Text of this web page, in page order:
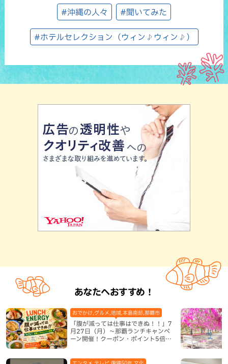
#沖縄の人々 #聞いてみた
#ホテルセレクション（ウィン♪ウィン♪）
あなたへおすすめ！
「腹が減っては仕事はできぬ！！」7
月27日（月）〜那覇ランチキャンペ
ーン開催！クーポン・ポイント5倍・
おでかけ,グルメ,地域,本島南部,那覇市
エンタメ,テレビ,復帰50年,文化